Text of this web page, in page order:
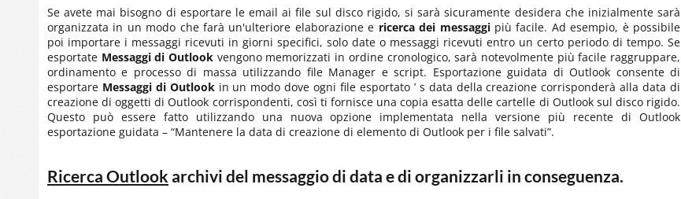
Se avete mai bisogno di esportare le email ai file sul disco rigido, si sarà sicuramente desidera che inizialmente sarà
organizzata in un modo che farà un'ulteriore elaborazione e ricerca dei messaggipiù facile. Ad esempio, è possibile
poi importare i messaggi ricevuti in giorni specifici, solo date o messaggi ricevuti entro un certo periodo di tempo. Se
esportate Messaggi di Outlook vengono memorizzati in ordine cronologico, sarà notevolmente più facile raggruppare,
ordinamento e processo di massa utilizzando file Manager e script. Esportazione guidata di Outlook consente di
esportare Messaggi di Outlook in un modo dove ogni file esportato ’ s data della creazione corrisponderà alla data di
creazione di oggetti di Outlook corrispondenti, così ti fornisce una copia esatta delle cartelle di Outlook sul disco rigido.
Questo può essere fatto utilizzando una nuova opzione implementata nella versione più recente di Outlook
esportazione guidata – “Mantenere la data di creazione di elemento di Outlook per i file salvati”.
Ricerca Outlook archivi del messaggio di data e di organizzarli in conseguenza.